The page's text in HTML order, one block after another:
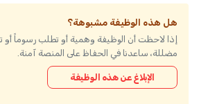
هل هذه الوظيفة مشبوهة؟
إذا لاحظت أن الوظيفة وهمية أو تطلب رسوماً
مضللة، ساعدنا في الحفاظ على المنصة آمنة.
الإبلاغ عن هذه الوظيفة